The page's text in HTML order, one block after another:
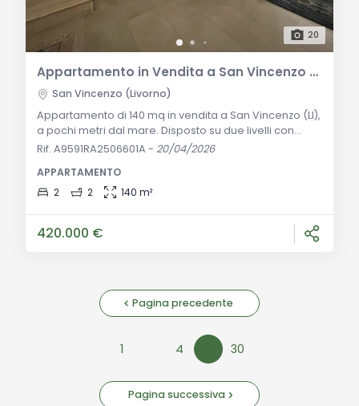
20
Appartamento in Vendita a San Vincenzo – 140 mq con Loggia Esterna a Pochi Passi dal Mare
San Vincenzo (Livorno)
Appartamento di 140 mq in vendita a San Vincenzo (LI),
a pochi metri dal mare. Disposto su due livelli con
loggia esterna, due camere, doppi servizi e ambienti
Costa degli Etruschi. Descrizione Generale Nel centro
di San Vincenzo, a pochi passi dal mare e da tutti i
Rif. A9591RA2506601A -20/04/2026
APPARTAMENTO
2
2 140 m²
420.000 €
Pagina precedente
1 4 30
Pagina successiva